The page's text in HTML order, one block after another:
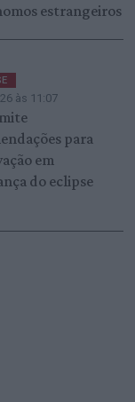
estrangeiros
às 11:07
para
em
do eclipse